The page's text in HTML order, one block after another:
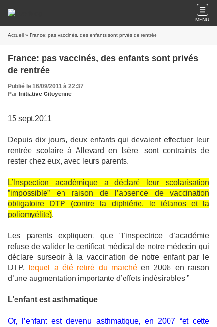
MENU
Accueil » France: pas vaccinés, des enfants sont privés de rentrée
France: pas vaccinés, des enfants sont privés
de rentrée
Publié le 16/09/2011 à 22:37
Par Initiative Citoyenne
15 sept.2011
Depuis dix jours, deux enfants qui devaient effectuer leur
rentrée scolaire à Allevard en Isère, sont contraints de
rester chez eux, avec leurs parents.
L’Inspection académique a déclaré leur scolarisation
”impossible” en raison de l’absence de vaccination
obligatoire DTP (contre la diphtérie, le tétanos et la
poliomyélite).
Les parents expliquent que “l’inspectrice d’académie
refuse de valider le certificat médical de notre médecin qui
déclare surseoir à la vaccination de notre enfant par le
DTP,
lequel a été retiré du marchéen 2008 en raison
d’une augmentation importante d’effets indésirables.”
L’enfant est asthmatique
Or, l’enfant est devenu asthmatique, en 2007 “et cette